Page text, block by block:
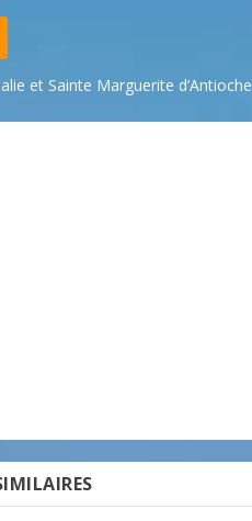
et Sainte Marguerite d’Antioche